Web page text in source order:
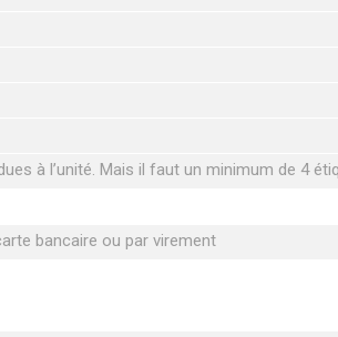
à l’unité. Mais il faut un minimum de 4
bancaire ou par virement